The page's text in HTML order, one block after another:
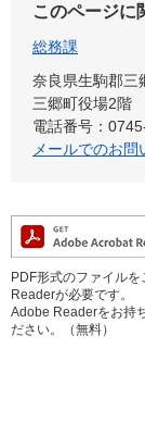
このページに
総務課
奈良県生駒郡三
三郷町役場2階
電話番号：
メールでのお問
PDF形式のファイル
Readerが必要です。
Adobe Readerをお持
ださい。（無料）